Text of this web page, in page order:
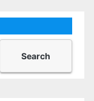
Search